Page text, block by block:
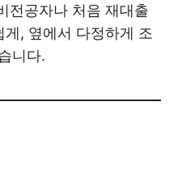
전공자나 처음 재대출
, 옆에서 다정하게 조
니다.